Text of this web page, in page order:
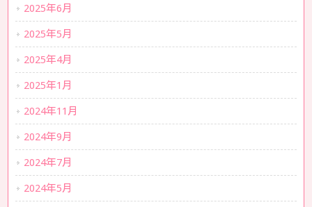
2025年6月
2025年5月
2025年4月
2025年1月
2024年11月
2024年9月
2024年7月
2024年5月